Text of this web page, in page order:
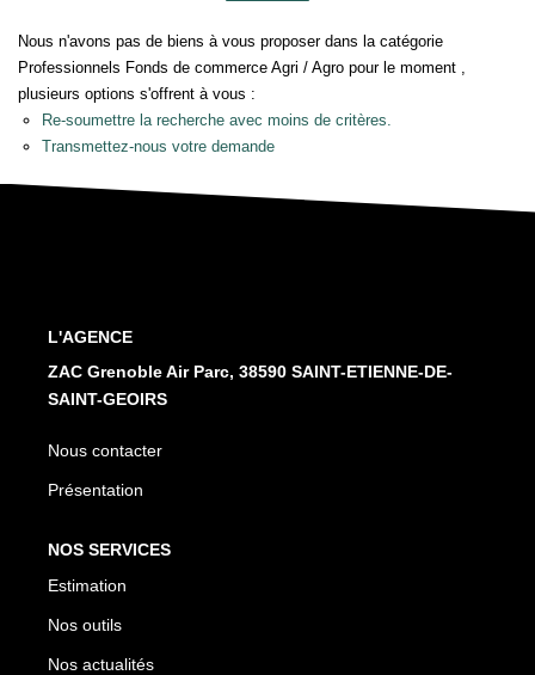
L'AGENCE
Qui Sommes Nous
Notre Équipe
Nos Services
Nous n'avons pas de biens à vous proposer dans la catégorie
Professionnels Fonds de commerce Agri / Agro pour le moment ,
plusieurs options s'offrent à vous :
Re-soumettre la recherche avec moins de critères.
Transmettez-nous votre demande
L'AGENCE
ZAC Grenoble Air Parc, 38590 SAINT-ETIENNE-DE-
SAINT-GEOIRS
Nous contacter
Présentation
NOS SERVICES
Estimation
Nos outils
Nos actualités